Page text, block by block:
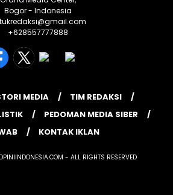
Bogor - Indonesia
+628557777888
MEDIA
TIM REDAKSI
PEDOMAN MEDIA SIBER
KONTAK IKLAN
- ALL RIGHTS RESERVED